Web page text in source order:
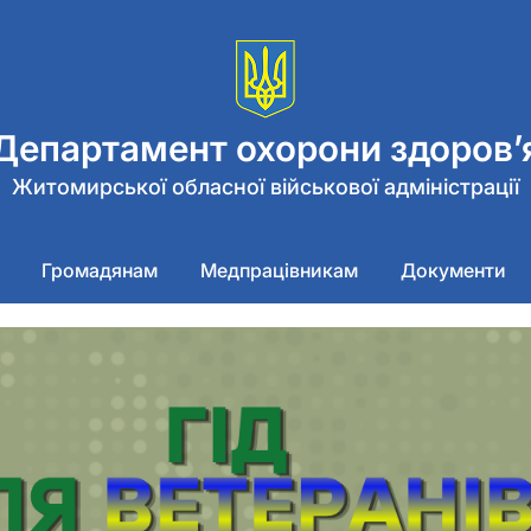
охорони
Житомирської обласної військової адміністрації
Громадянам Медпрацівникам Документи